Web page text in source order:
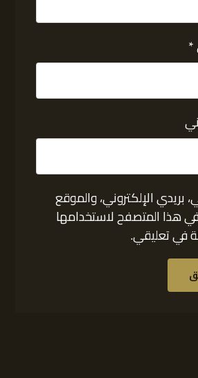
*
الإلكتروني، والموقع
في هذا المتصفح لاستخدامها
في تعليقي.